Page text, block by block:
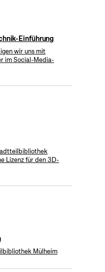
Einführung
wir uns mit
im Social-Media-
Lizenz für den 3D-
Mülheim